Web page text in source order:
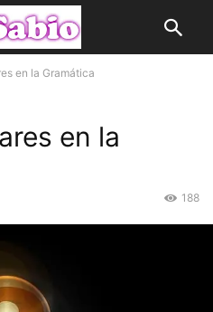
en la Gramática
en la
188